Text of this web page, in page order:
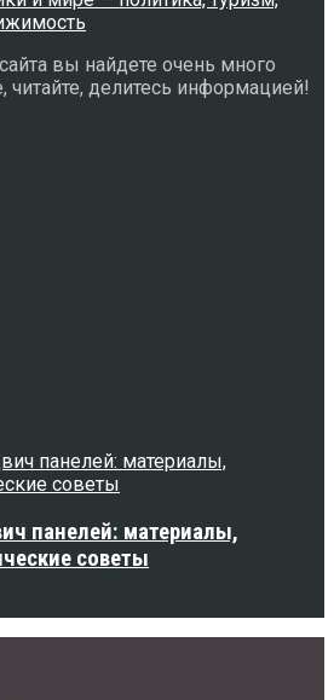
вы найдете очень много
читайте, делитесь информацией!
панелей: материалы,
советы